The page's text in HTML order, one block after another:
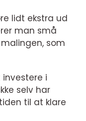
lidt ekstra ud
man små
som
i
selv har
til at klare